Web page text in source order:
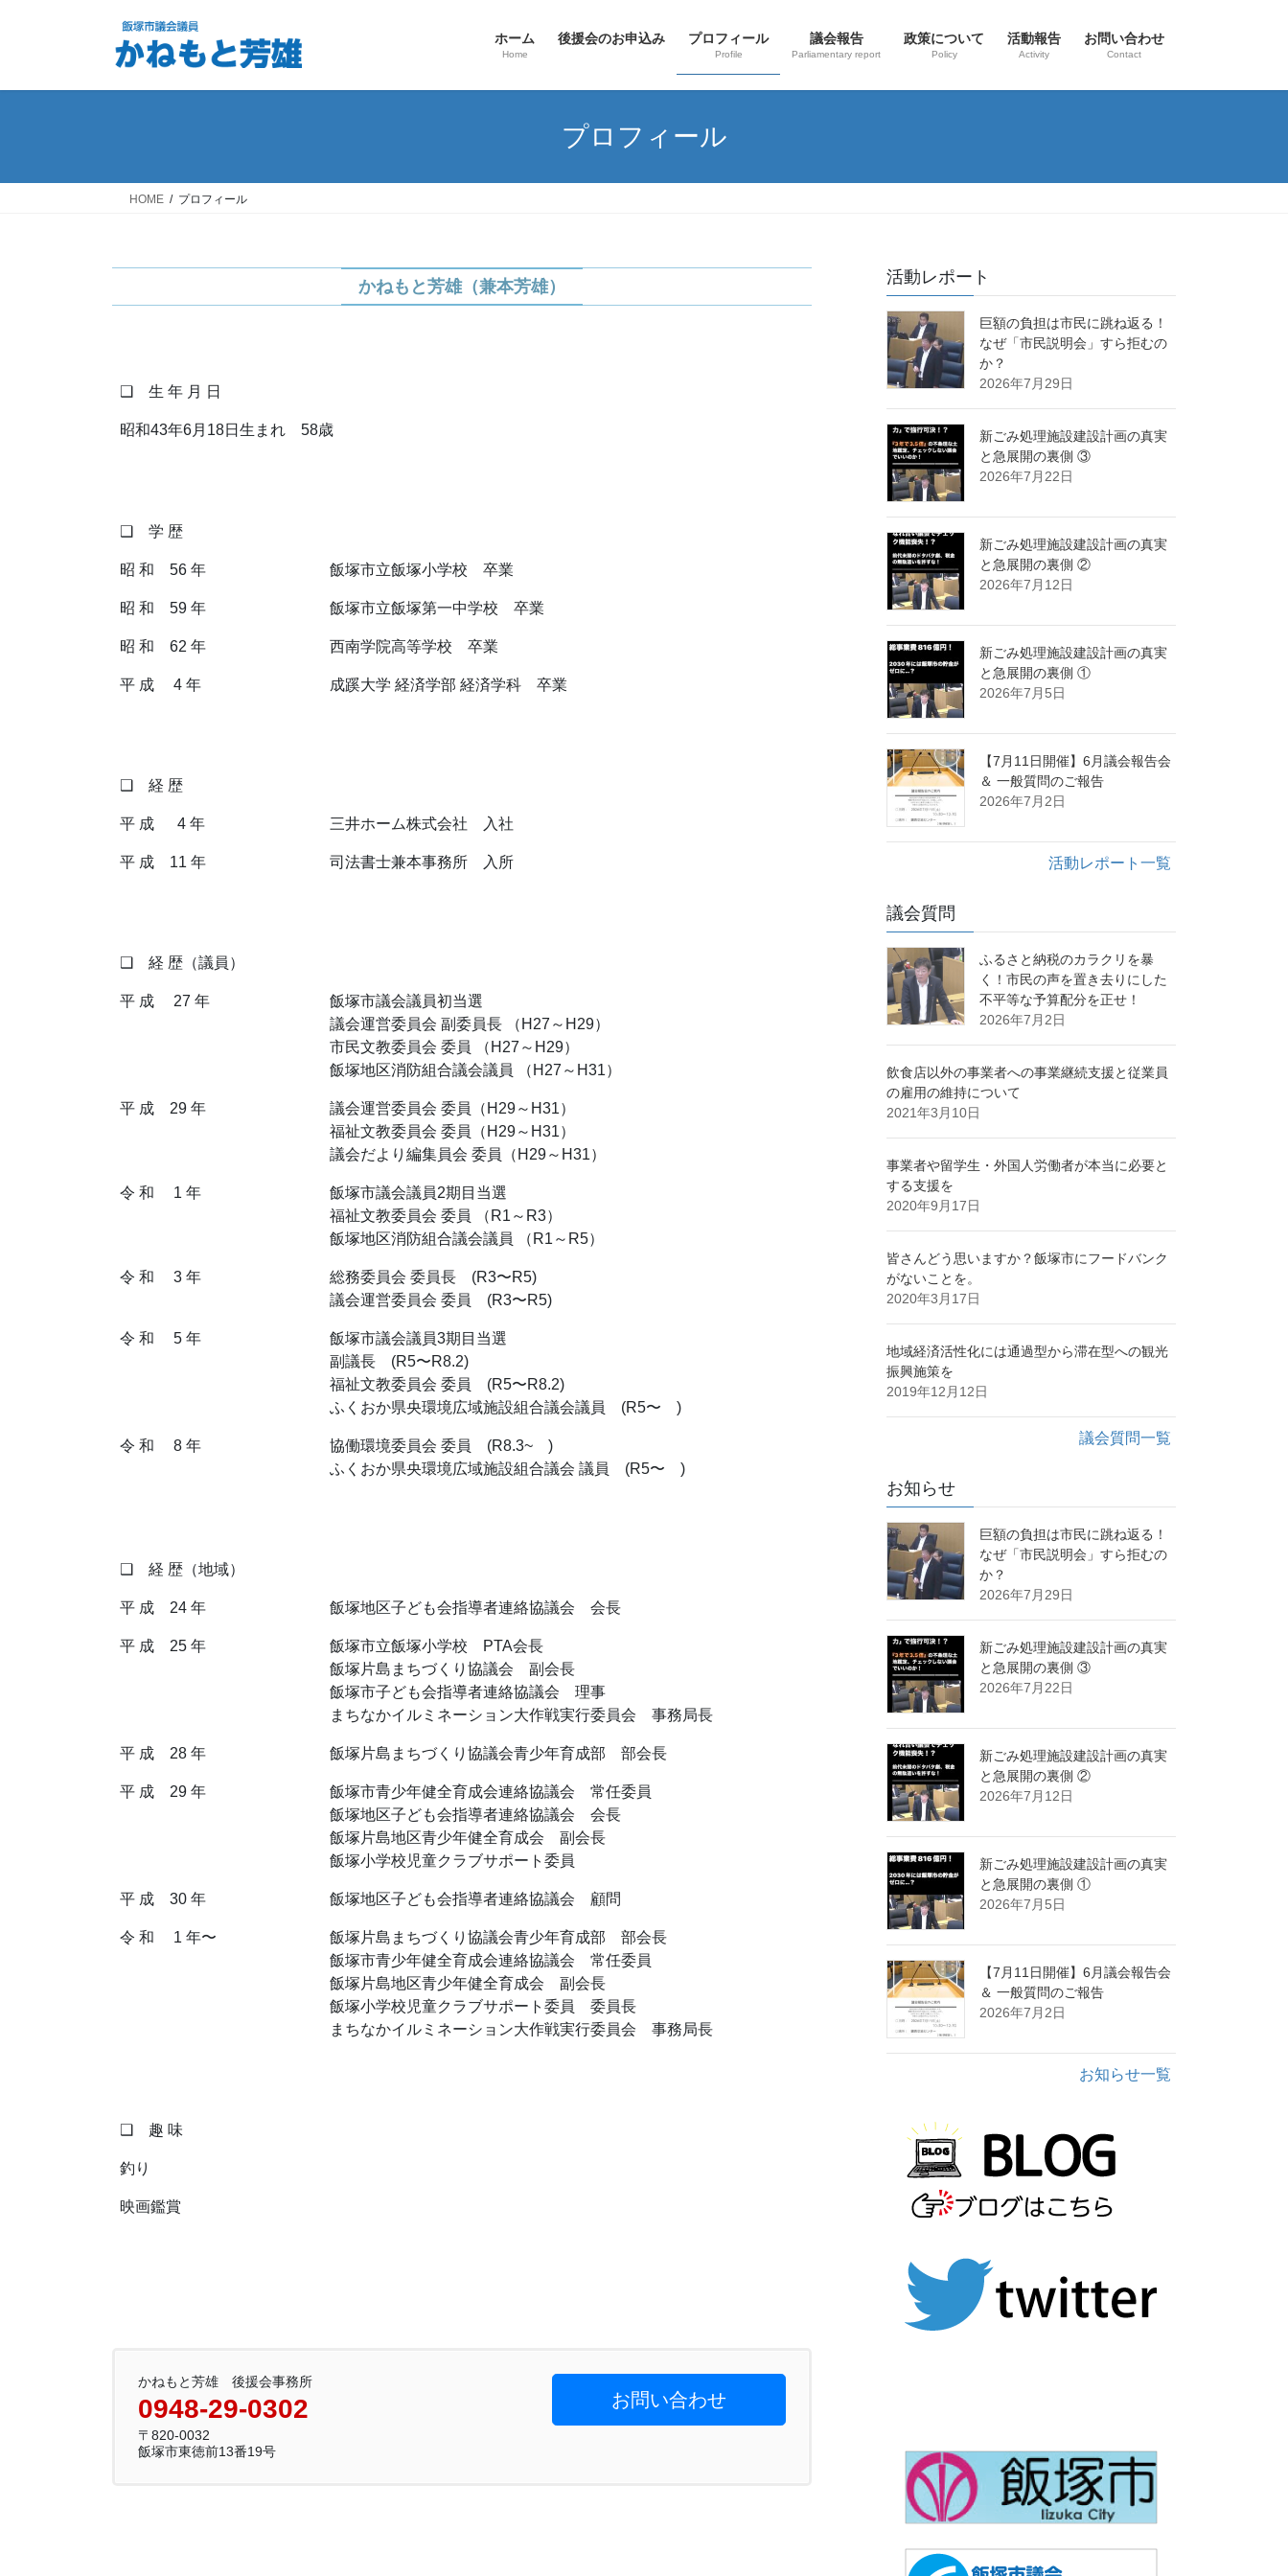
ホーム
Home
後援会のお申込み プロフィール
Profile
議会報告
Parliamentary report
政策について
Policy
活動報告
Activity
お問い合わせ
Contact
プロフィール
HOME プロフィール
かねもと芳雄（兼本芳雄）
❑ 生 年 月 日
昭和43年6月18日生まれ 58歳
❑ 学 歴
昭 和 56 年 飯塚市立飯塚小学校 卒業
昭 和 59 年 飯塚市立飯塚第一中学校 卒業
昭 和 62 年 西南学院高等学校 卒業
平 成 4 年 成蹊大学 経済学部 経済学科 卒業
❑ 経 歴
平 成 4 年 三井ホーム株式会社 入社
平 成 11 年 司法書士兼本事務所 入所
❑ 経 歴（議員）
平 成 27 年
飯塚市議会議員初当選
議会運営委員会 副委員長 （H27～H29）
市民文教委員会 委員 （H27～H29）
飯塚地区消防組合議会議員 （H27～H31）
平 成 29 年
議会運営委員会 委員（H29～H31）
福祉文教委員会 委員（H29～H31）
議会だより編集員会 委員（H29～H31）
令 和 1 年
飯塚市議会議員2期目当選
福祉文教委員会 委員 （R1～R3）
飯塚地区消防組合議会議員 （R1～R5）
令 和 3 年
総務委員会 委員長 (R3〜R5)
議会運営委員会 委員 (R3〜R5)
令 和 5 年
飯塚市議会議員3期目当選
副議長 (R5〜R8.2)
福祉文教委員会 委員 (R5〜R8.2)
ふくおか県央環境広域施設組合議会議員 (R5〜 )
令 和 8 年
協働環境委員会 委員 (R8.3~ )
ふくおか県央環境広域施設組合議会 議員 (R5〜 )
❑ 経 歴（地域）
平 成 24 年 飯塚地区子ども会指導者連絡協議会 会長
平 成 25 年
飯塚市立飯塚小学校 PTA会長
飯塚片島まちづくり協議会 副会長
飯塚市子ども会指導者連絡協議会 理事
まちなかイルミネーション大作戦実行委員会 事務局長
平 成 28 年 飯塚片島まちづくり協議会青少年育成部 部会長
平 成 29 年
飯塚市青少年健全育成会連絡協議会 常任委員
飯塚地区子ども会指導者連絡協議会 会長
飯塚片島地区青少年健全育成会 副会長
飯塚小学校児童クラブサポート委員
平 成 30 年 飯塚地区子ども会指導者連絡協議会 顧問
令 和 1 年〜
飯塚片島まちづくり協議会青少年育成部 部会長
飯塚市青少年健全育成会連絡協議会 常任委員
飯塚片島地区青少年健全育成会 副会長
飯塚小学校児童クラブサポート委員 委員長
まちなかイルミネーション大作戦実行委員会 事務局長
❑ 趣 味
釣り
映画鑑賞
かねもと芳雄 後援会事務所
0948-29-0302
〒820-0032
飯塚市東徳前13番19号
お問い合わせ
活動レポート
巨額の負担は市民に跳ね返る！
なぜ「市民説明会」すら拒むの
か？
2026年7月29日
新ごみ処理施設建設計画の真実
と急展開の裏側 ③
2026年7月22日
新ごみ処理施設建設計画の真実
と急展開の裏側 ②
2026年7月12日
新ごみ処理施設建設計画の真実
と急展開の裏側 ①
2026年7月5日
【7月11日開催】6月議会報告会
＆ 一般質問のご報告
2026年7月2日
活動レポート一覧
議会質問
ふるさと納税のカラクリを暴
く！市民の声を置き去りにした
不平等な予算配分を正せ！
2026年7月2日
飲食店以外の事業者への事業継続支援と従業員
の雇用の維持について
2021年3月10日
事業者や留学生・外国人労働者が本当に必要と
する支援を
2020年9月17日
皆さんどう思いますか？飯塚市にフードバンク
がないことを。
2020年3月17日
地域経済活性化には通過型から滞在型への観光
振興施策を
2019年12月12日
議会質問一覧
お知らせ
巨額の負担は市民に跳ね返る！
なぜ「市民説明会」すら拒むの
か？
2026年7月29日
新ごみ処理施設建設計画の真実
と急展開の裏側 ③
2026年7月22日
新ごみ処理施設建設計画の真実
と急展開の裏側 ②
2026年7月12日
新ごみ処理施設建設計画の真実
と急展開の裏側 ①
2026年7月5日
【7月11日開催】6月議会報告会
＆ 一般質問のご報告
2026年7月2日
お知らせ一覧